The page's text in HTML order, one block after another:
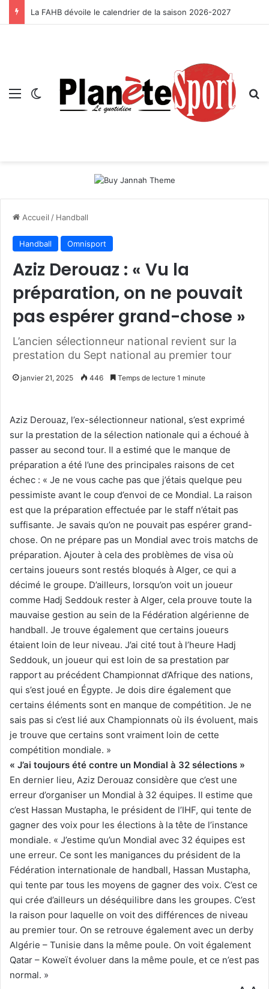
La FAHB dévoile le calendrier de la saison 2026-2027
Menu Switch skin
Accueil / Handball
Handball Omnisport
Aziz Derouaz : « Vu la
préparation, on ne pouvait
pas espérer grand-chose »
L’ancien sélectionneur national revient sur la
prestation du Sept national au premier tour
janvier 21, 2025 446 Temps de lecture 1 minute
Aziz Derouaz, l’ex-sélectionneur national, s’est exprimé
sur la prestation de la sélection nationale qui a échoué à
passer au second tour. Il a estimé que le manque de
préparation a été l’une des principales raisons de cet
échec : « Je ne vous cache pas que j’étais quelque peu
pessimiste avant le coup d’envoi de ce Mondial. La raison
est que la préparation effectuée par le staff n’était pas
suffisante. Je savais qu’on ne pouvait pas espérer grand-
chose. On ne prépare pas un Mondial avec trois matchs de
préparation. Ajouter à cela des problèmes de visa où
certains joueurs sont restés bloqués à Alger, ce qui a
décimé le groupe. D’ailleurs, lorsqu’on voit un joueur
comme Hadj Seddouk rester à Alger, cela prouve toute la
mauvaise gestion au sein de la Fédération algérienne de
handball. Je trouve également que certains joueurs
étaient loin de leur niveau. J’ai cité tout à l’heure Hadj
Seddouk, un joueur qui est loin de sa prestation par
rapport au précédent Championnat d’Afrique des nations,
qui s’est joué en Égypte. Je dois dire également que
certains éléments sont en manque de compétition. Je ne
sais pas si c’est lié aux Championnats où ils évoluent, mais
je trouve que certains sont vraiment loin de cette
compétition mondiale. »
« J’ai toujours été contre un Mondial à 32 sélections »
En dernier lieu, Aziz Derouaz considère que c’est une
erreur d’organiser un Mondial à 32 équipes. Il estime que
c’est Hassan Mustapha, le président de l’IHF, qui tente de
gagner des voix pour les élections à la tête de l’instance
mondiale. « J’estime qu’un Mondial avec 32 équipes est
une erreur. Ce sont les manigances du président de la
Fédération internationale de handball, Hassan Mustapha,
qui tente par tous les moyens de gagner des voix. C’est ce
qui crée d’ailleurs un déséquilibre dans les groupes. C’est
la raison pour laquelle on voit des différences de niveau
au premier tour. On se retrouve également avec un derby
Algérie – Tunisie dans la même poule. On voit également
Qatar – Koweït évoluer dans la même poule, et ce n’est pas
normal. »